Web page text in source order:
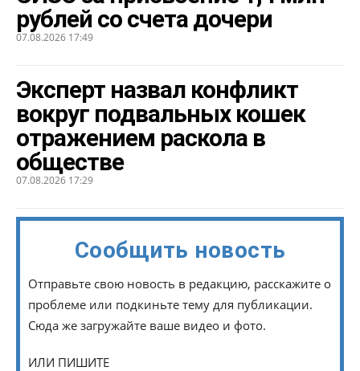
рублей со счета дочери
07.08.2026 17:49
Эксперт назвал конфликт
вокруг подвальных кошек
отражением раскола в
обществе
07.08.2026 17:29
Сообщить новость
Отправьте свою новость в редакцию, расскажите о
проблеме или подкиньте тему для публикации.
Сюда же загружайте ваше видео и фото.
ИЛИ ПИШИТЕ